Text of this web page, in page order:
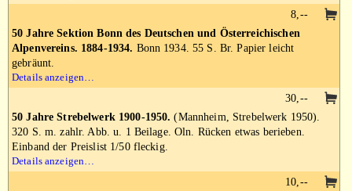
50 Jahre Sektion Bonn des Deutschen und Österreichischen
Alpenvereins. 1884-1934. Bonn 1934. 55 S. Br. Papier leicht
gebräunt.
Details anzeigen…
8,--
50 Jahre Strebelwerk 1900-1950. (Mannheim, Strebelwerk 1950).
320 S. m. zahlr. Abb. u. 1 Beilage. Oln. Rücken etwas berieben.
Einband der Preislist 1/50 fleckig.
Details anzeigen…
30,--
10,--